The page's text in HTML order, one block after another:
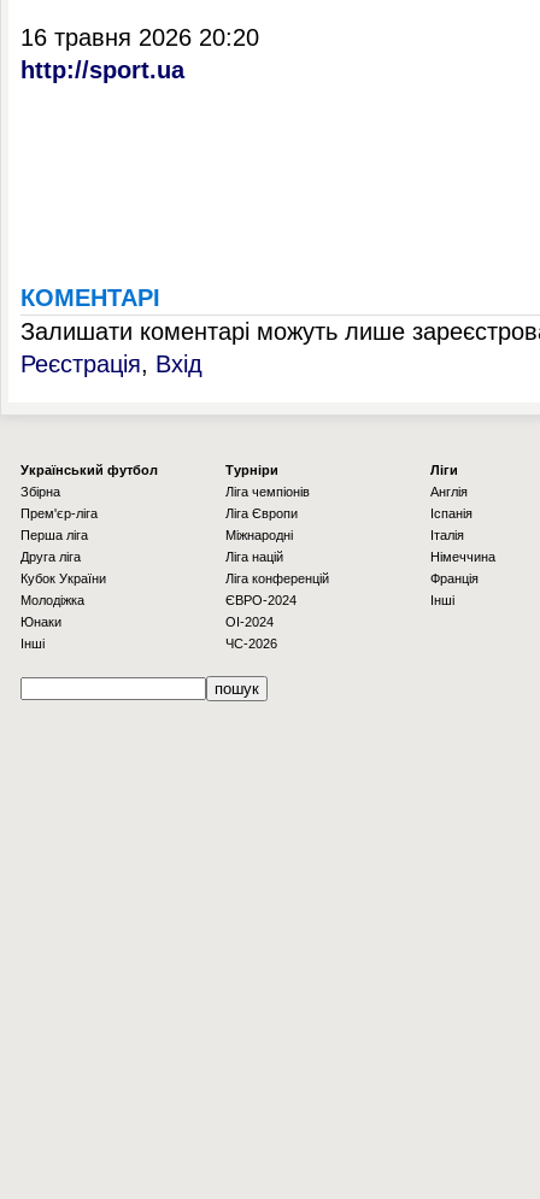
16 травня 2026 20:20
http://sport.ua
КОМЕНТАРІ
Залишати коментарі можуть лише
Реєстрація, Вхід
Українcький футбол
Збірна
Прем'єр-ліга
Перша ліга
Друга ліга
Кубок України
Молодіжка
Юнаки
Інші
Турніри
Ліга чемпіонів
Ліга Європи
Міжнародні
Ліга націй
Ліга конференцій
ЄВРО-2024
OI-2024
ЧС-2026
Ліги
Англія
Іспанія
Італія
Німеччина
Франція
Інші